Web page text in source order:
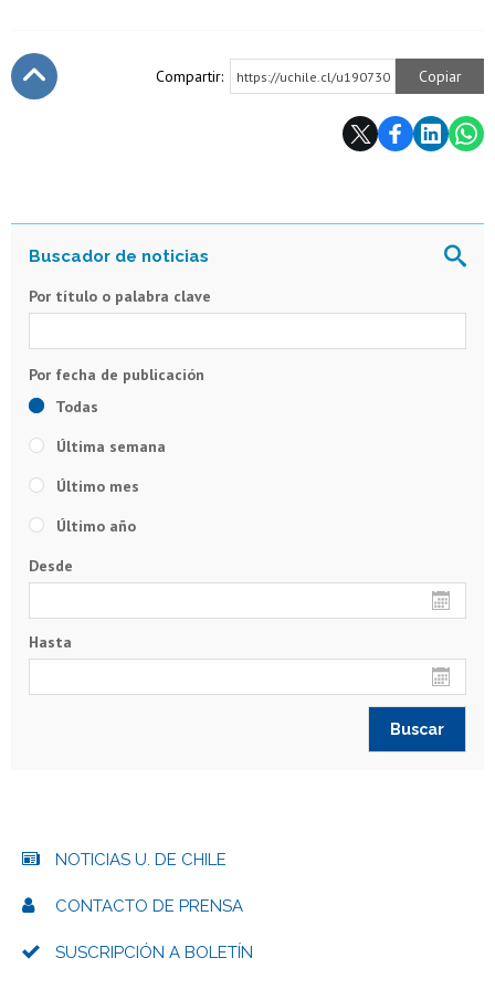
Compartir: https://uchile.cl/u190730 Copiar
Por título o palabra clave
Todas
Última semana
Último mes
Último año
Desde
Hasta
NOTICIAS U. DE CHILE
CONTACTO DE PRENSA
SUSCRIPCIÓN A BOLETÍN